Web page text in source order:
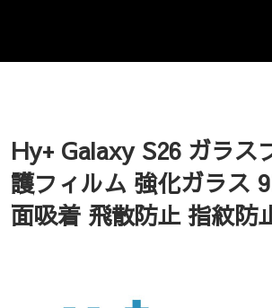
Hy+ Galaxy S26 ガラス
護フィルム 強化ガラス
面吸着 飛散防止 指紋防